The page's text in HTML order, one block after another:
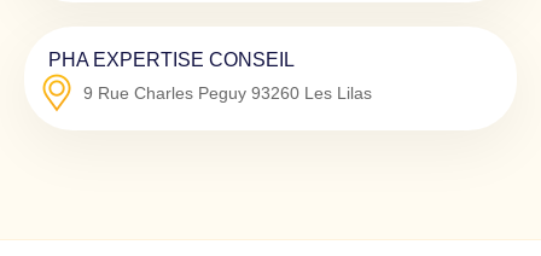
PHA EXPERTISE CONSEIL
9 Rue Charles Peguy 93260 Les Lilas